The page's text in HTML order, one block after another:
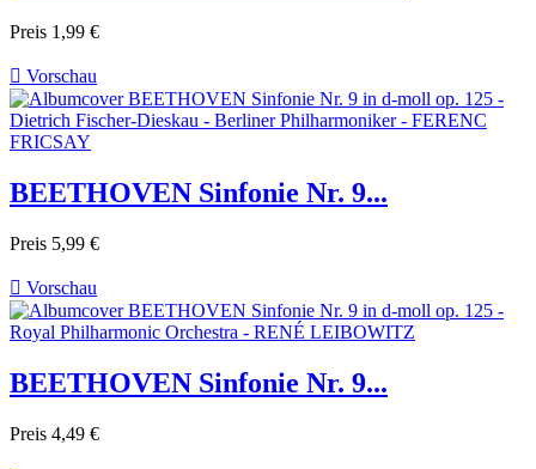
Preis 1,99 €
 Vorschau
BEETHOVEN Sinfonie Nr. 9...
Preis 5,99 €
 Vorschau
BEETHOVEN Sinfonie Nr. 9...
Preis 4,49 €